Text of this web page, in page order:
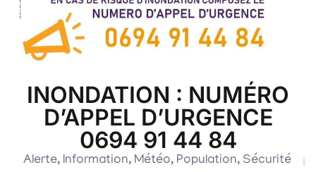
INONDATION : NUMÉRO
D’APPEL D’URGENCE
0694 91 44 84
Alerte, Information, Météo, Population, Sécurité